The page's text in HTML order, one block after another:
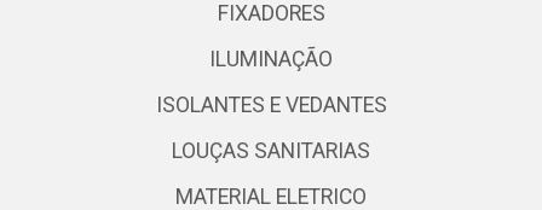
FIXADORES
ILUMINAÇÃO
ISOLANTES E VEDANTES
LOUÇAS SANITARIAS
MATERIAL ELETRICO